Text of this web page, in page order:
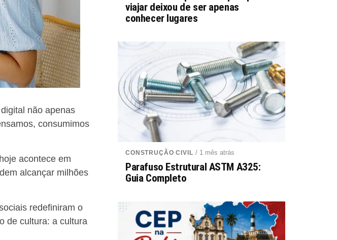
não apenas
consumimos
acontece em
alcançar milhões
redefiniram o
de cultura: a cultura
viajar deixou de ser apenas
conhecer lugares
CONSTRUÇÃO CIVIL / 1 mês atrás
Parafuso Estrutural ASTM A325:
Guia Completo